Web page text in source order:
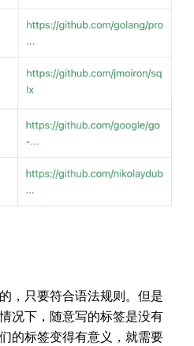
，只要符合语法规则。但是
况下，随意写的标签是没有
的标签变得有意义，就需要